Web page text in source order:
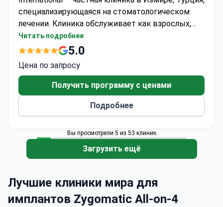
специализирующаяся на стоматологическом
лечении. Клиника обслуживает как взрослых,
так и детей. Каждый год 562 пациента
выбирают Nifa Dent International для получения
Содружества, Балкан и стран СНГ посещают
клинику наиболее часто.
Читать подробнее
5.0
Цена по запросу
Получить программу с ценами
Подробнее
Вы просмотрели 5 из 53 клиник
Загрузить ещё
Лучшие клиники мира для
имплантов Zygomatic All-on-4